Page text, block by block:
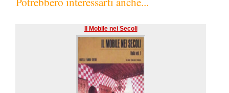
Il Mobile nei Secoli